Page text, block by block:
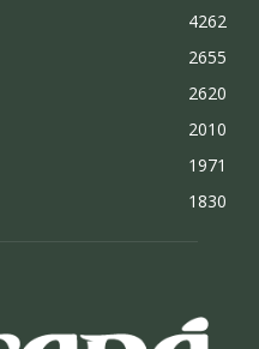
4262
2655
2620
2010
1971
1830